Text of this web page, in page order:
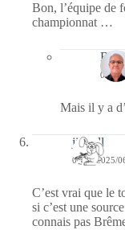
Bon, l’équipe de
championnat …
09/
Mais il y a
jill bill
06/02/2025/
C’est vrai que le
si c’est une
connais pas